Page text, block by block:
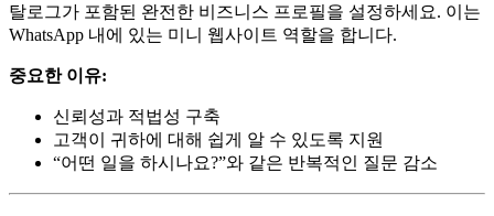
탈로그가 포함된 완전한 비즈니스 프로필을 설정하세요. 이는
WhatsApp 내에 있는 미니 웹사이트 역할을 합니다.
중요한 이유:
신뢰성과 적법성 구축
고객이 귀하에 대해 쉽게 알 수 있도록 지원
“어떤 일을 하시나요?”와 같은 반복적인 질문 감소